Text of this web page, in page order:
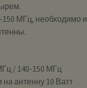
МГц, необходимо
/ 140-150 МГц
антенну 10 Ватт